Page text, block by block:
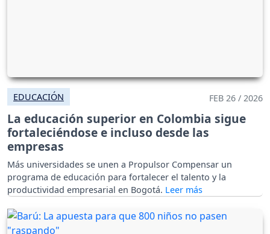
EDUCACIÓN FEB 26 / 2026
La educación superior en Colombia sigue
fortaleciéndose e incluso desde las
empresas
Más universidades se unen a Propulsor Compensar un
programa de educación para fortalecer el talento y la
productividad empresarial en Bogotá.